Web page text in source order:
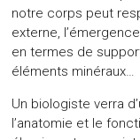
notre corps peut
externe,
en termes de
éléments minéraux…
Un biologiste verra
l’anatomie et le